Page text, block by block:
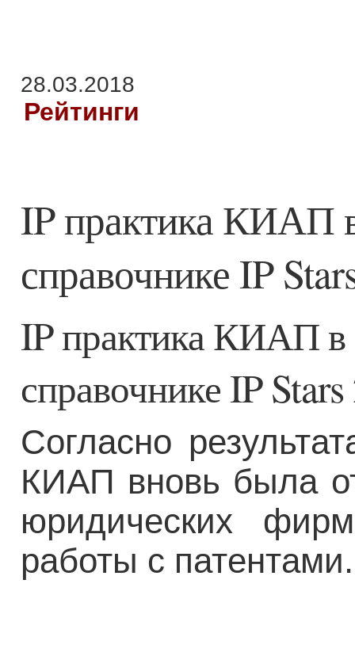
28.03.2018
Рейтинги
IP практика КИАП
справочнике IP
IP практика КИАП
справочнике IP
Согласно
КИАП вновь была
юридических
работы с